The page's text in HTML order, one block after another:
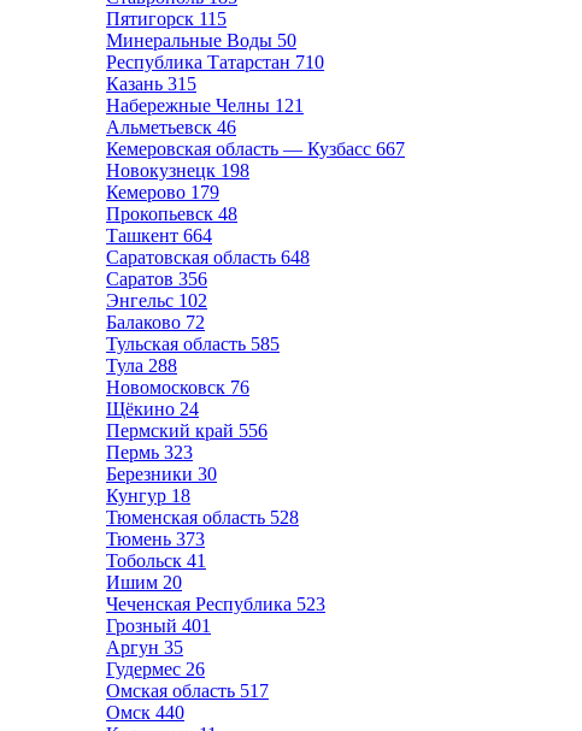
Пятигорск 115
Минеральные Воды 50
Республика Татарстан 710
Казань 315
Набережные Челны 121
Альметьевск 46
Кемеровская область — Кузбасс 667
Новокузнецк 198
Кемерово 179
Прокопьевск 48
Ташкент 664
Саратовская область 648
Саратов 356
Энгельс 102
Балаково 72
Тульская область 585
Тула 288
Новомосковск 76
Щёкино 24
Пермский край 556
Пермь 323
Березники 30
Кунгур 18
Тюменская область 528
Тюмень 373
Тобольск 41
Ишим 20
Чеченская Республика 523
Грозный 401
Аргун 35
Гудермес 26
Омская область 517
Омск 440